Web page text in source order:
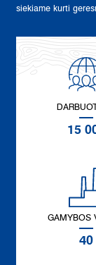
siekiame kurti
15
GAMYBOS
40